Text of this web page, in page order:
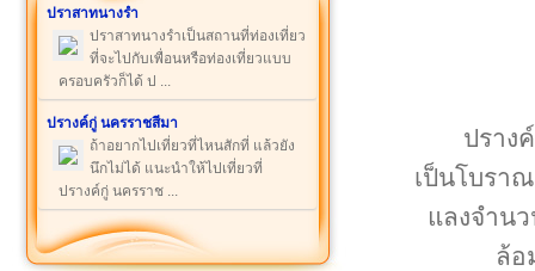
ปราสาทนางรำ
ปราสาทนางรำเป็นสถานที่ท่องเที่ยว
ที่จะไปกับเพื่อนหรือท่องเที่ยวแบบ
ครอบครัวก็ได้ ป ...
ปรางค์กู่ นครราชสีมา
ถ้าอยากไปเที่ยวที่ไหนสักที่ แล้วยัง
นึกไม่ได้ แนะนำให้ไปเที่ยวที่
ปรางค์กู่ นครราช ...
ปราง
เป็นโบรา
แลงจำน
ล้อ